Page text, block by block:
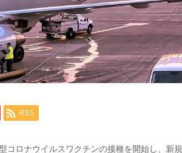
RSS
コロナウイルスワクチンの接種を開始し、新